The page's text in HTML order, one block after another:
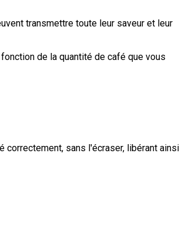
transmettre toute leur saveur et leur
de la quantité de café que vous
sans l'écraser, libérant ainsi